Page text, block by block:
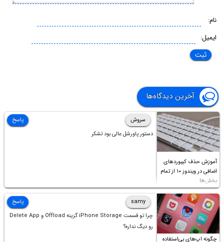
نام:
ایمیل:
آخرین دیدگاه‌ها
آموزش حذف کیبوردهای
اضافی در ویندوز ۱۰ از تمام
بخش‌ها
سروش
دستور پاورشل عالی بود تشکر
پاسخ
چگونه اپ‌های بی‌استفاده
samy
چرا تو قسمت iPhone Storage گزینه Offload و Delete App
رو دیگ نداره؟
پاسخ